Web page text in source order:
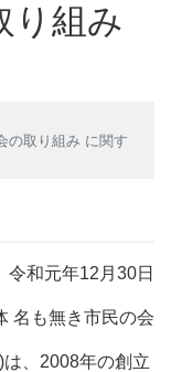
り組み
の取り組み に関す
令和元年12月30日
名も無き市民の会
、2008年の創立